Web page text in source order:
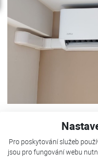
Pro poskytování služeb
jsou pro fungování webu